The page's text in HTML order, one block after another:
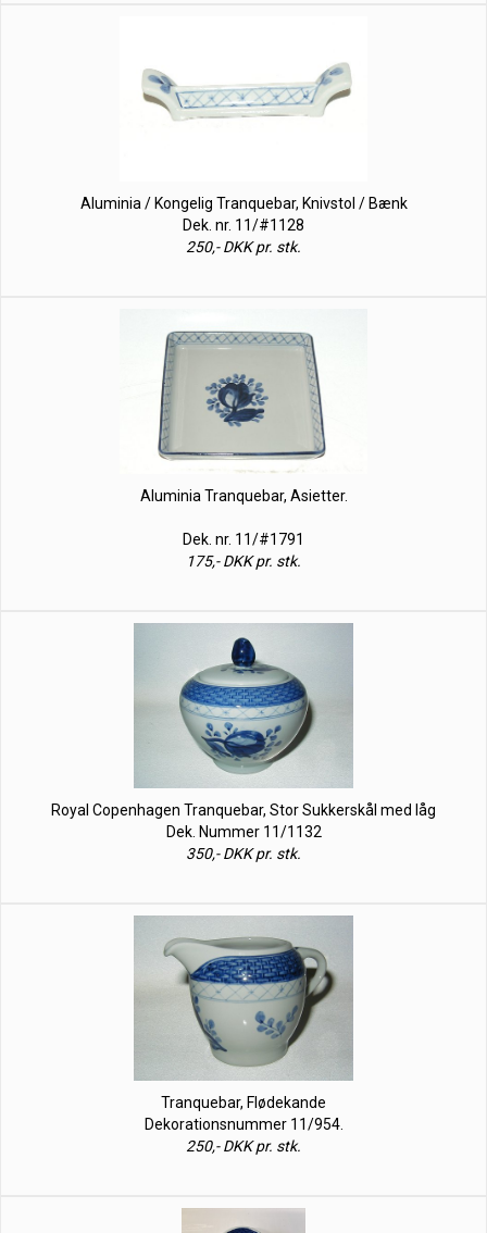
Aluminia / Kongelig Tranquebar, Knivstol / Bænk
Dek. nr. 11/#1128
250,- DKK pr. stk.
Aluminia Tranquebar, Asietter.
Dek. nr. 11/#1791
175,- DKK pr. stk.
Royal Copenhagen Tranquebar, Stor Sukkerskål med låg
Dek. Nummer 11/1132
350,- DKK pr. stk.
Tranquebar, Flødekande
Dekorationsnummer 11/954.
250,- DKK pr. stk.